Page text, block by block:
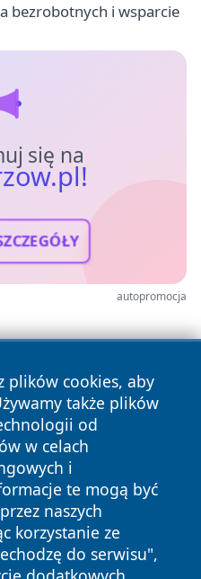
bezrobotnych i wsparcie
się na
autopromocja
plików cookies, aby
także plików
od
w celach
i
te mogą być
naszych
korzystanie ze
do serwisu",
prawa zastrzeżone.